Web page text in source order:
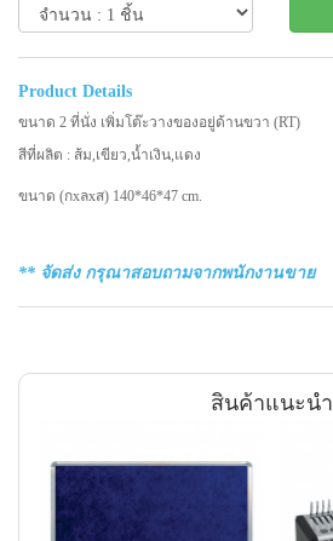
Product Details
ขนาด 2 ที่นั่ง เพิ่มโต๊ะวางของอยู่ด้านขวา (RT)
สีที่ผลิต : ส้ม,เขียว,น้ำเงิน,แดง
ขนาด (กxลxส) 140*46*47 cm.
** จัดส่ง กรุณาสอบถามจากพนักงานขาย
สินค้าแนะนำ